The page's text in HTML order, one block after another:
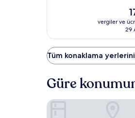
Spa(198)
vergiler ve
29
Tüm konaklama
Güre
Form Thermal Hotel &